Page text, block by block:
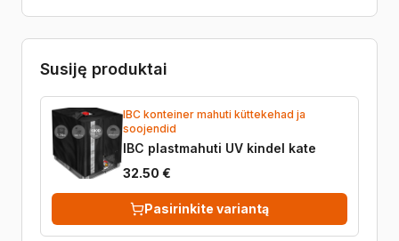
Susiję produktai
IBC konteiner mahuti küttekehad ja
soojendid
IBC plastmahuti UV kindel kate
32.50 €
Pasirinkite variantą